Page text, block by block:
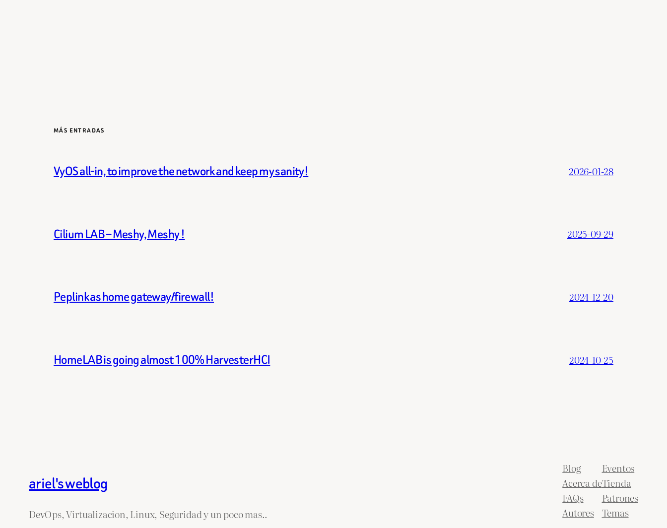
MÁS ENTRADAS
VyOS all-in, to improve the network and keep my sanity! 2026-01-28
Cilium LAB – Meshy, Meshy ! 2025-09-29
Peplink as home gateway/firewall! 2024-12-20
HomeLAB is going almost 100% HarvesterHCI 2024-10-25
ariel's weblog
DevOps, Virtualizacion, Linux, Seguridad y un poco mas..
Blog
Acerca de
FAQs
Autores
Eventos
Tienda
Patrones
Temas